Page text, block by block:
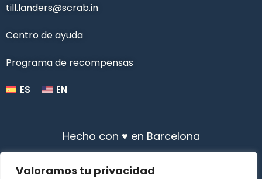
Valoramos tu privacidad
till.landers@scrab.in
Centro de ayuda
Programa de recompensas
ES EN
Hecho con ♥ en Barcelona